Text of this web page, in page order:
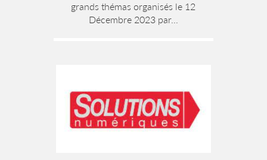
grands thémas organisés le 12
Décembre 2023 par...